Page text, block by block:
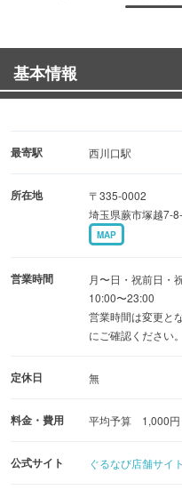
基本情報
最寄駅 西川口駅
所在地
〒335-0002
埼玉県蕨市塚越7-
MAP
営業時間
月〜日・祝前日・
10:00〜23:00
営業時間は変更と
にご確認ください。
定休日 無
料金・費用 平均予算 1,000円
公式サイト ぐるなび店舗サイト